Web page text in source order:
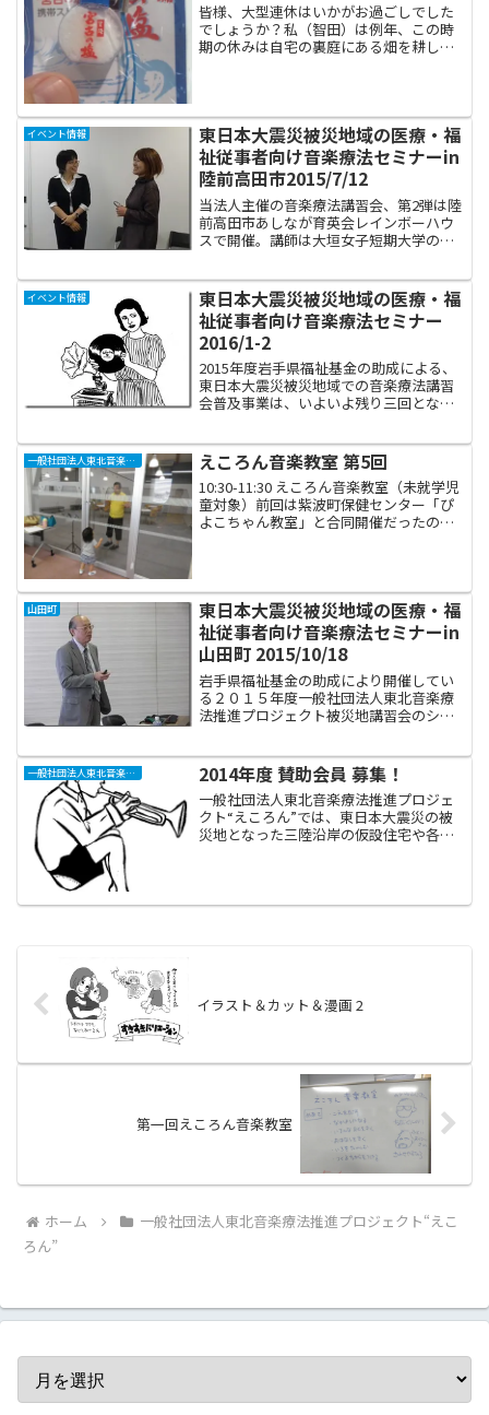
皆様、大型連休はいかがお過ごしでした
でしょうか？私（智田）は例年、この時
期の休みは自宅の裏庭にある畑を耕して
まねいておりました。やっ...
イベント情報
東日本大震災被災地域の医療・福
祉従事者向け音楽療法セミナーin
陸前高田市2015/7/12
当法人主催の音楽療法講習会、第2弾は陸
前高田市あしなが育英会レインボーハウ
スで開催。講師は大垣女子短期大学の菅
音楽療法士、立花理砂さんにお願いしま
した。往復4時間の運...
イベント情報
東日本大震災被災地域の医療・福
祉従事者向け音楽療法セミナー
2016/1-2
2015年度岩手県福祉基金の助成による、
東日本大震災被災地域での音楽療法講習
会普及事業は、いよいよ残り三回となり
によって、午前と午後通してのさらに充
実した内容となります...
一般社団法人東北音楽療法推進プロジェクト“えころん” えころん音楽教室 第5回
10:30-11:30 えころん音楽教室（未就学児
童対象）前回は紫波町保健センター「ぴ
よこちゃん教室」と合同開催だったので
てのんび...
山田町
東日本大震災被災地域の医療・福
祉従事者向け音楽療法セミナーin
山田町 2015/10/18
岩手県福祉基金の助成により開催してい
る２０１５年度一般社団法人東北音楽療
法推進プロジェクト被災地講習会のシリ
をお迎えして実施いたしました。岩永先
生には遠方からわざわざお...
一般社団法人東北音楽療法推進プロジェクト“えころん” 2014年度 賛助会員 募集！
一般社団法人東北音楽療法推進プロジェ
クト“えころん”では、東日本大震災の被
災地となった三陸沿岸の仮設住宅や各施
りのお手伝いを、長期的...
イラスト＆カット＆漫画 2
第一回えころん音楽教室
ホーム
一般社団法人東北音楽療法推進プロジェクト“えこ
ろん”